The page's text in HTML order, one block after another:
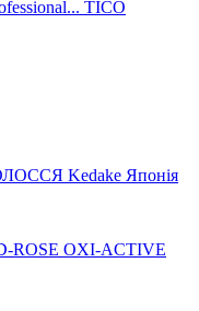
TICO
Kedake Японія
OXI-ACTIVE